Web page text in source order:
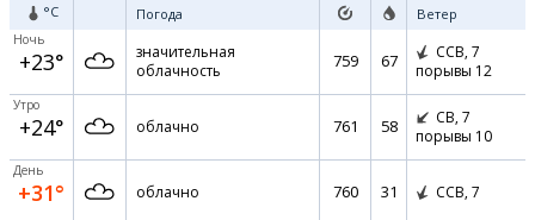
°C Погода Ветер
Ночь
+23°
значительная
облачность
759 67 ССВ, 7
порывы 12
Утро
+24° облачно 761 58 СВ, 7
порывы 10
День
+31° облачно 760 31 ССВ, 7